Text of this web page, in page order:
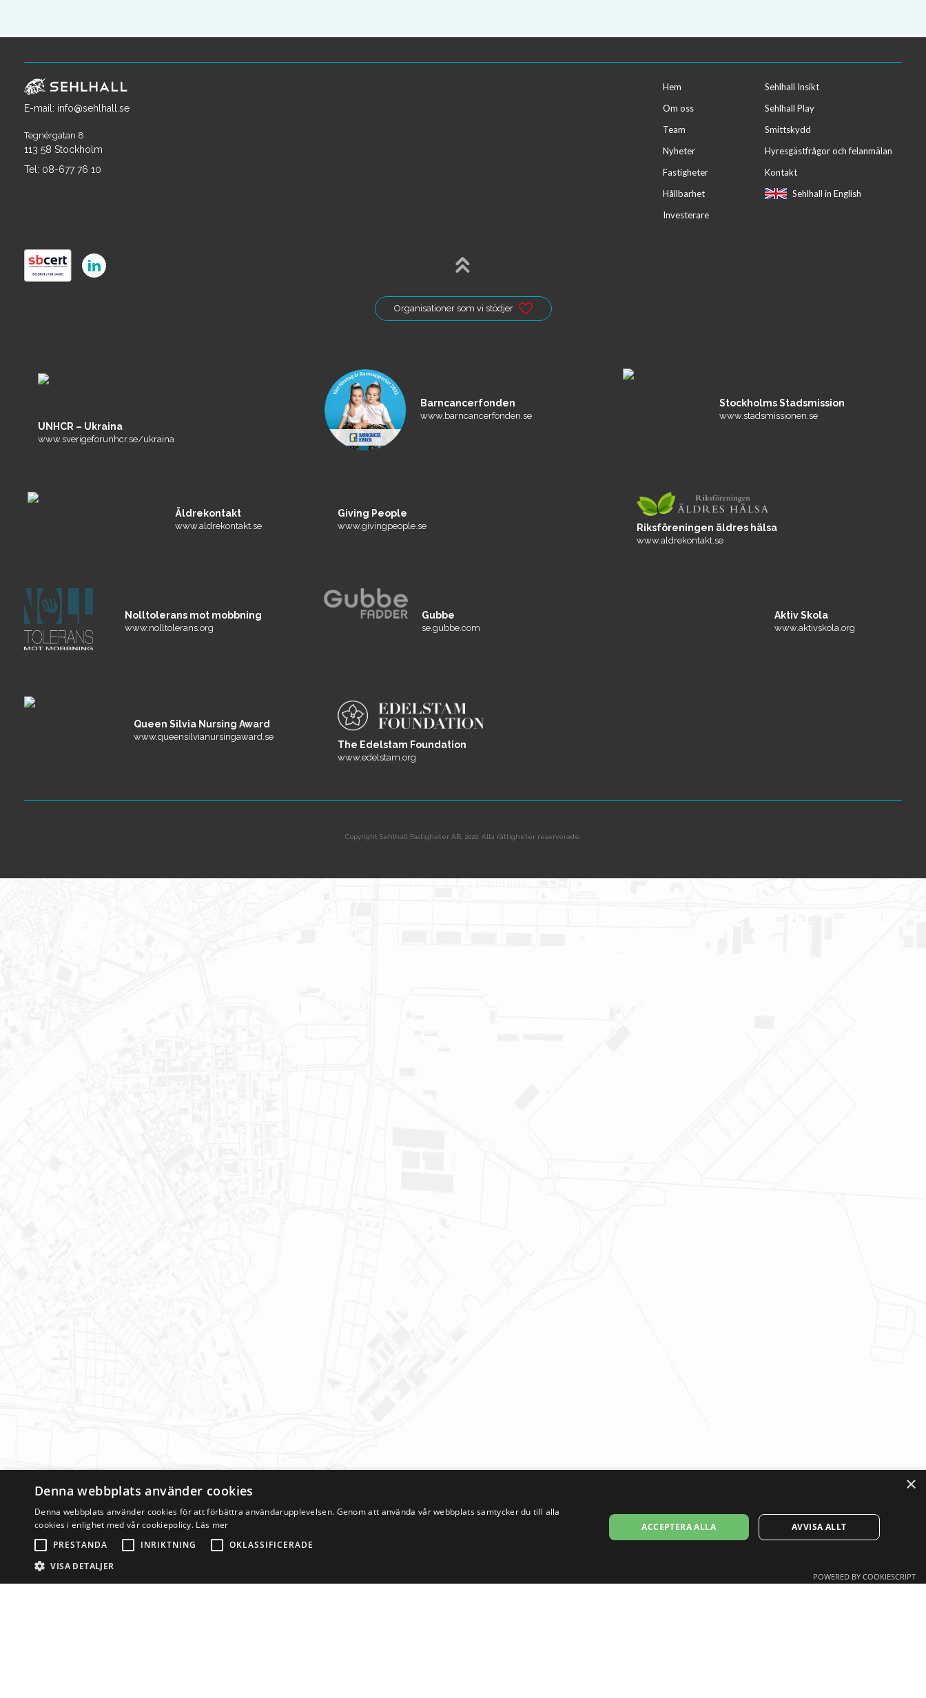
E-mail: info@sehlhall.se
Tegnérgatan 8
113 58 Stockholm
Tel: 08-677 76 10
Hem
Om oss
Team
Nyheter
Fastigheter
Hållbarhet
Investerare
Sehlhall Insikt
Sehlhall Play
Smittskydd
Hyresgästfrågor och felanmälan
Kontakt
Sehlhall in English
Organisationer som vi stödjer
UNHCR – Ukraina
www.sverigeforunhcr.se/ukraina
Barncancerfonden
www.barncancerfonden.se
Stockholms Stadsmission
www.stadsmissionen.se
Äldrekontakt
www.aldrekontakt.se
Giving People
www.givingpeople.se Riksföreningen äldres hälsa
www.aldrekontakt.se
Nolltolerans mot mobbning
www.nolltolerans.org
Gubbe
se.gubbe.com
Aktiv Skola
www.aktivskola.org
Queen Silvia Nursing Award
www.queensilvianursingaward.se
The Edelstam Foundation
www.edelstam.org
Copyright Sehlhall Fastigheter AB, 2022. Alla rättigheter reserverade.
×
Denna webbplats använder cookies
Denna webbplats använder cookies för att förbättra användarupplevelsen. Genom att använda vår webbplats samtycker du till alla
cookies i enlighet med vår cookiepolicy. Läs mer
PRESTANDA
INRIKTNING
OKLASSIFICERADE
VISA DETALJER
ACCEPTERA ALLA AVVISA ALLT
POWERED BY COOKIESCRIPT